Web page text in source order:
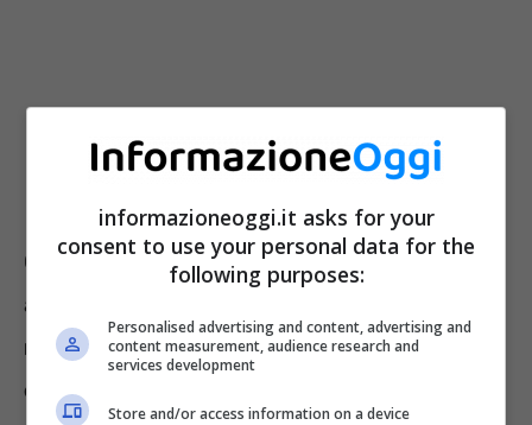
Gli esperti hanno trattato in laboratorio
alcune
molecole di agrumi e vite rossa, notando
effetti straordinari
informazioneoggi.it asks for your
consent to use your personal data for the
following purposes:
Personalised advertising and content, advertising and
content measurement, audience research and
services development
Store and/or access information on a device